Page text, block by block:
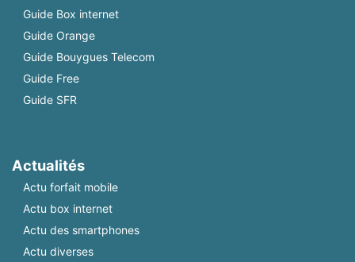
Guide Box internet
Guide Orange
Guide Bouygues Telecom
Guide Free
Guide SFR
Actualités
Actu forfait mobile
Actu box internet
Actu des smartphones
Actu diverses